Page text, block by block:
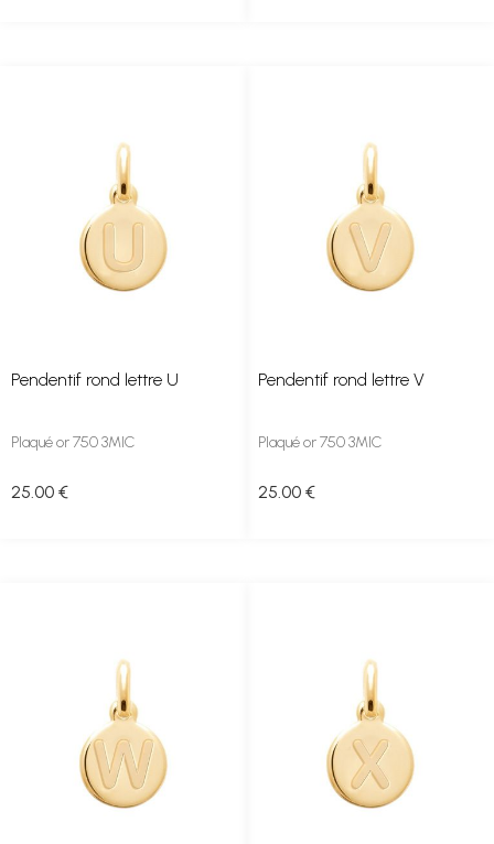
Pendentif rond lettre U
Plaqué or 750 3MIC
25 .00 €
Pendentif rond lettre V
Plaqué or 750 3MIC
25 .00 €